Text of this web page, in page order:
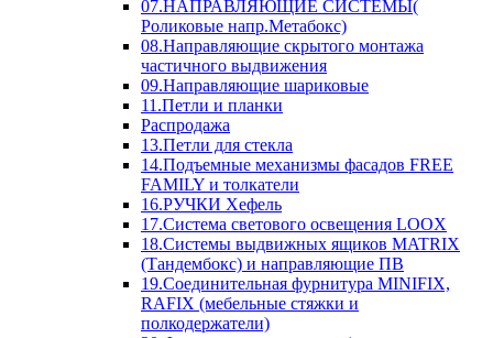
07.НАПРАВЛЯЮЩИЕ СИСТЕМЫ(
Роликовые напр.Метабокс)
08.Направляющие скрытого монтажа
частичного выдвижения
09.Направляющие шариковые
11.Петли и планки
Распродажа
13.Петли для стекла
14.Подъемные механизмы фасадов FREE
FAMILY и толкатели
16.РУЧКИ Хефель
17.Система светового освещения LOOX
18.Системы выдвижных ящиков MATRIX
(Тандембокс) и направляющие ПВ
19.Соединительная фурнитура MINIFIX,
RAFIX (мебельные стяжки и
полкодержатели)